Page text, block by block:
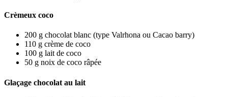
Crèmeux coco
200 g chocolat blanc (type Valrhona ou Cacao barry)
110 g crème de coco
100 g lait de coco
50 g noix de coco râpée
Glaçage chocolat au lait